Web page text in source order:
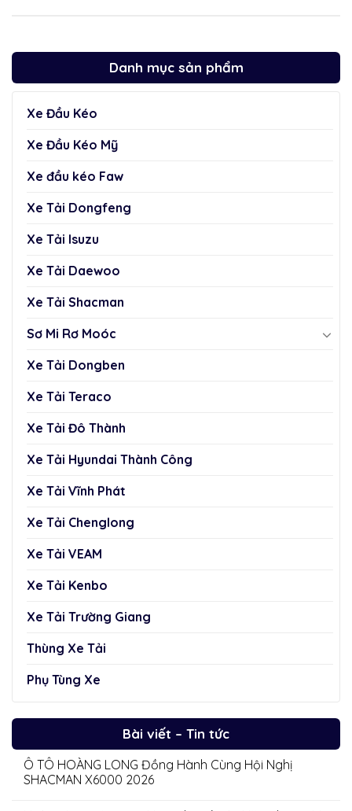
Danh mục sản phẩm
Xe Đầu Kéo
Xe Đầu Kéo Mỹ
Xe đầu kéo Faw
Xe Tải Dongfeng
Xe Tải Isuzu
Xe Tải Daewoo
Xe Tải Shacman
Sơ Mi Rơ Moóc
Xe Tải Dongben
Xe Tải Teraco
Xe Tải Đô Thành
Xe Tải Hyundai Thành Công
Xe Tải Vĩnh Phát
Xe Tải Chenglong
Xe Tải VEAM
Xe Tải Kenbo
Xe Tải Trường Giang
Thùng Xe Tải
Phụ Tùng Xe
Bài viết – Tin tức
Ô TÔ HOÀNG LONG Đồng Hành Cùng Hội Nghị
SHACMAN X6000 2026